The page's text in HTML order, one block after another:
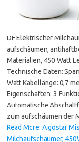
DF Elektrischer
aufschäumen,
Materialien, 450 Watt
Technische Daten:
Watt Kabellänge: 0,7
Eigenschaften: 3
Automatische
zum aufschäumen der
Read More: Aigostar
Milchaufschäumer,